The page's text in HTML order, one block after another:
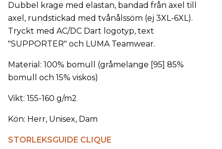
Dubbel krage med elastan, bandad från axel till
axel, rundstickad med tvånålssöm (ej 3XL-6XL).
Tryckt med AC/DC Dart logotyp, text
"SUPPORTER" och LUMA Teamwear.
Material: 100% bomull (gråmelange [95] 85%
bomull och 15% viskos)
Vikt: 155-160 g/m2
Kön: Herr, Unisex, Dam
STORLEKSGUIDE CLIQUE